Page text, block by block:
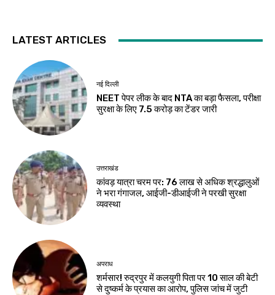
LATEST ARTICLES
नई दिल्ली
NEET पेपर लीक के बाद NTA का बड़ा फैसला, परीक्षा
सुरक्षा के लिए ₹7.5 करोड़ का टेंडर जारी
उत्तराखंड
कांवड़ यात्रा चरम पर: 76 लाख से अधिक श्रद्धालुओं
ने भरा गंगाजल, आईजी-डीआईजी ने परखी सुरक्षा
व्यवस्था
अपराध
शर्मसार! रुद्रपुर में कलयुगी पिता पर 10 साल की बेटी
से दुष्कर्म के प्रयास का आरोप, पुलिस जांच में जुटी